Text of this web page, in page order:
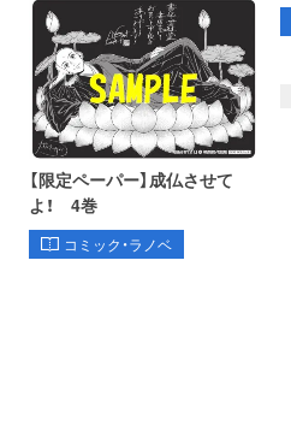
【限定ペーパー】成仏させて
よ！ 4巻
コミック・ラノベ